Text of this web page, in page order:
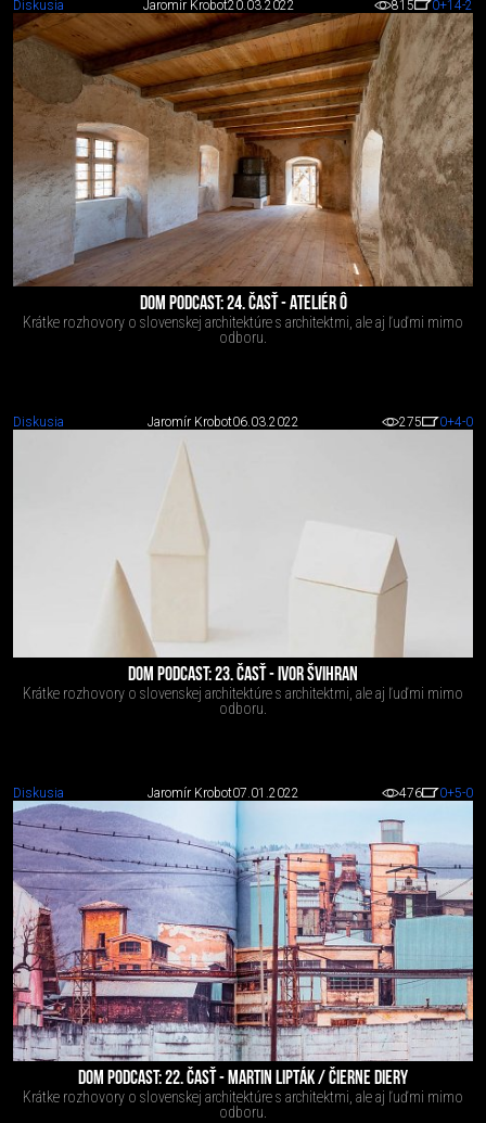
Diskusia Jaromír Krobot20.03.2022 815 0+14-2
DOM PODCAST: 24. ČASŤ - ATELIÉR Ô
Krátke rozhovory o slovenskej architektúre s architektmi, ale aj ľuďmi mimo
odboru.
Diskusia Jaromír Krobot06.03.2022 275 0+4-0
DOM PODCAST: 23. ČASŤ - IVOR ŠVIHRAN
Krátke rozhovory o slovenskej architektúre s architektmi, ale aj ľuďmi mimo
odboru.
Diskusia Jaromír Krobot07.01.2022 476 0+5-0
DOM PODCAST: 22. ČASŤ - MARTIN LIPTÁK / ČIERNE DIERY
Krátke rozhovory o slovenskej architektúre s architektmi, ale aj ľuďmi mimo
odboru.